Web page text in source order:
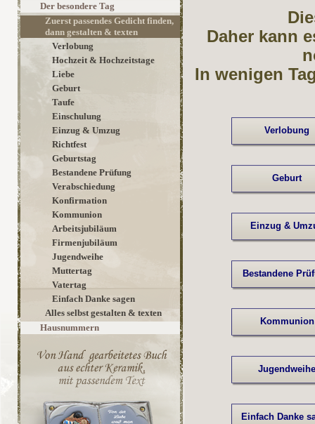
Der besondere Tag
Zuerst passendes Gedicht finden,
dann gestalten & texten
Verlobung
Hochzeit & Hochzeitstage
Liebe
Geburt
Taufe
Einschulung
Einzug & Umzug
Richtfest
Geburtstag
Bestandene Prüfung
Verabschiedung
Konfirmation
Kommunion
Arbeitsjubiläum
Firmenjubiläum
Jugendweihe
Muttertag
Vatertag
Einfach Danke sagen
Alles selbst gestalten & texten
Hausnummern
Daher kann
In wenigen
Verlobung
Geburt
Einzug &
Bestandene
Kommunion
Einfach Danke